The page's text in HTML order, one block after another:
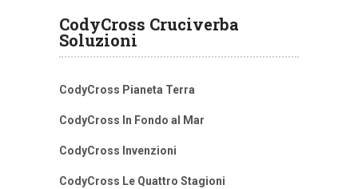
CodyCross Cruciverba
Soluzioni
CodyCross Pianeta Terra
CodyCross In Fondo al Mar
CodyCross Invenzioni
CodyCross Le Quattro Stagioni